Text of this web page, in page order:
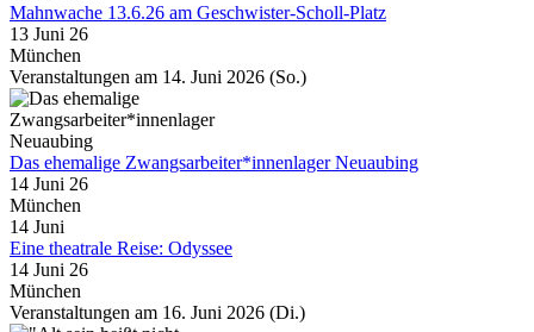
Mahnwache 13.6.26 am Geschwister-Scholl-Platz
13 Juni 26
München
Veranstaltungen am 14. Juni 2026 (So.)
Das ehemalige Zwangsarbeiter*innenlager Neuaubing
14 Juni 26
München
14 Juni
Eine theatrale Reise: Odyssee
14 Juni 26
München
Veranstaltungen am 16. Juni 2026 (Di.)